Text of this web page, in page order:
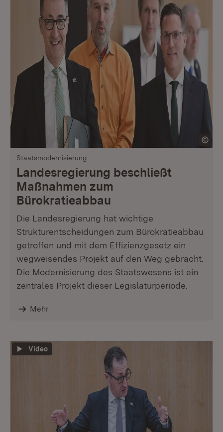
Staatsmodernisierung
Landesregierung beschließt
Maßnahmen zum
Bürokratieabbau
Die Landesregierung hat wichtige
Strukturentscheidungen zum Bürokratieabbau
getroffen und mit dem Effizienzgesetz ein
wegweisendes Projekt auf den Weg gebracht.
Die Modernisierung des Staatswesens ist ein
zentrales Projekt dieser Legislaturperiode.
Mehr
Video